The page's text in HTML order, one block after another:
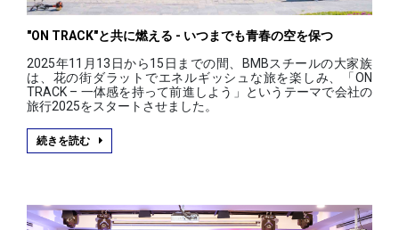
"ON TRACK"と共に燃える - いつまでも青春の空を保つ
2025年11月13日から15日までの間、BMBスチールの大家族
は、花の街ダラットでエネルギッシュな旅を楽しみ、「ON
TRACK – 一体感を持って前進しよう」というテーマで会社の
旅行2025をスタートさせました。
続きを読む